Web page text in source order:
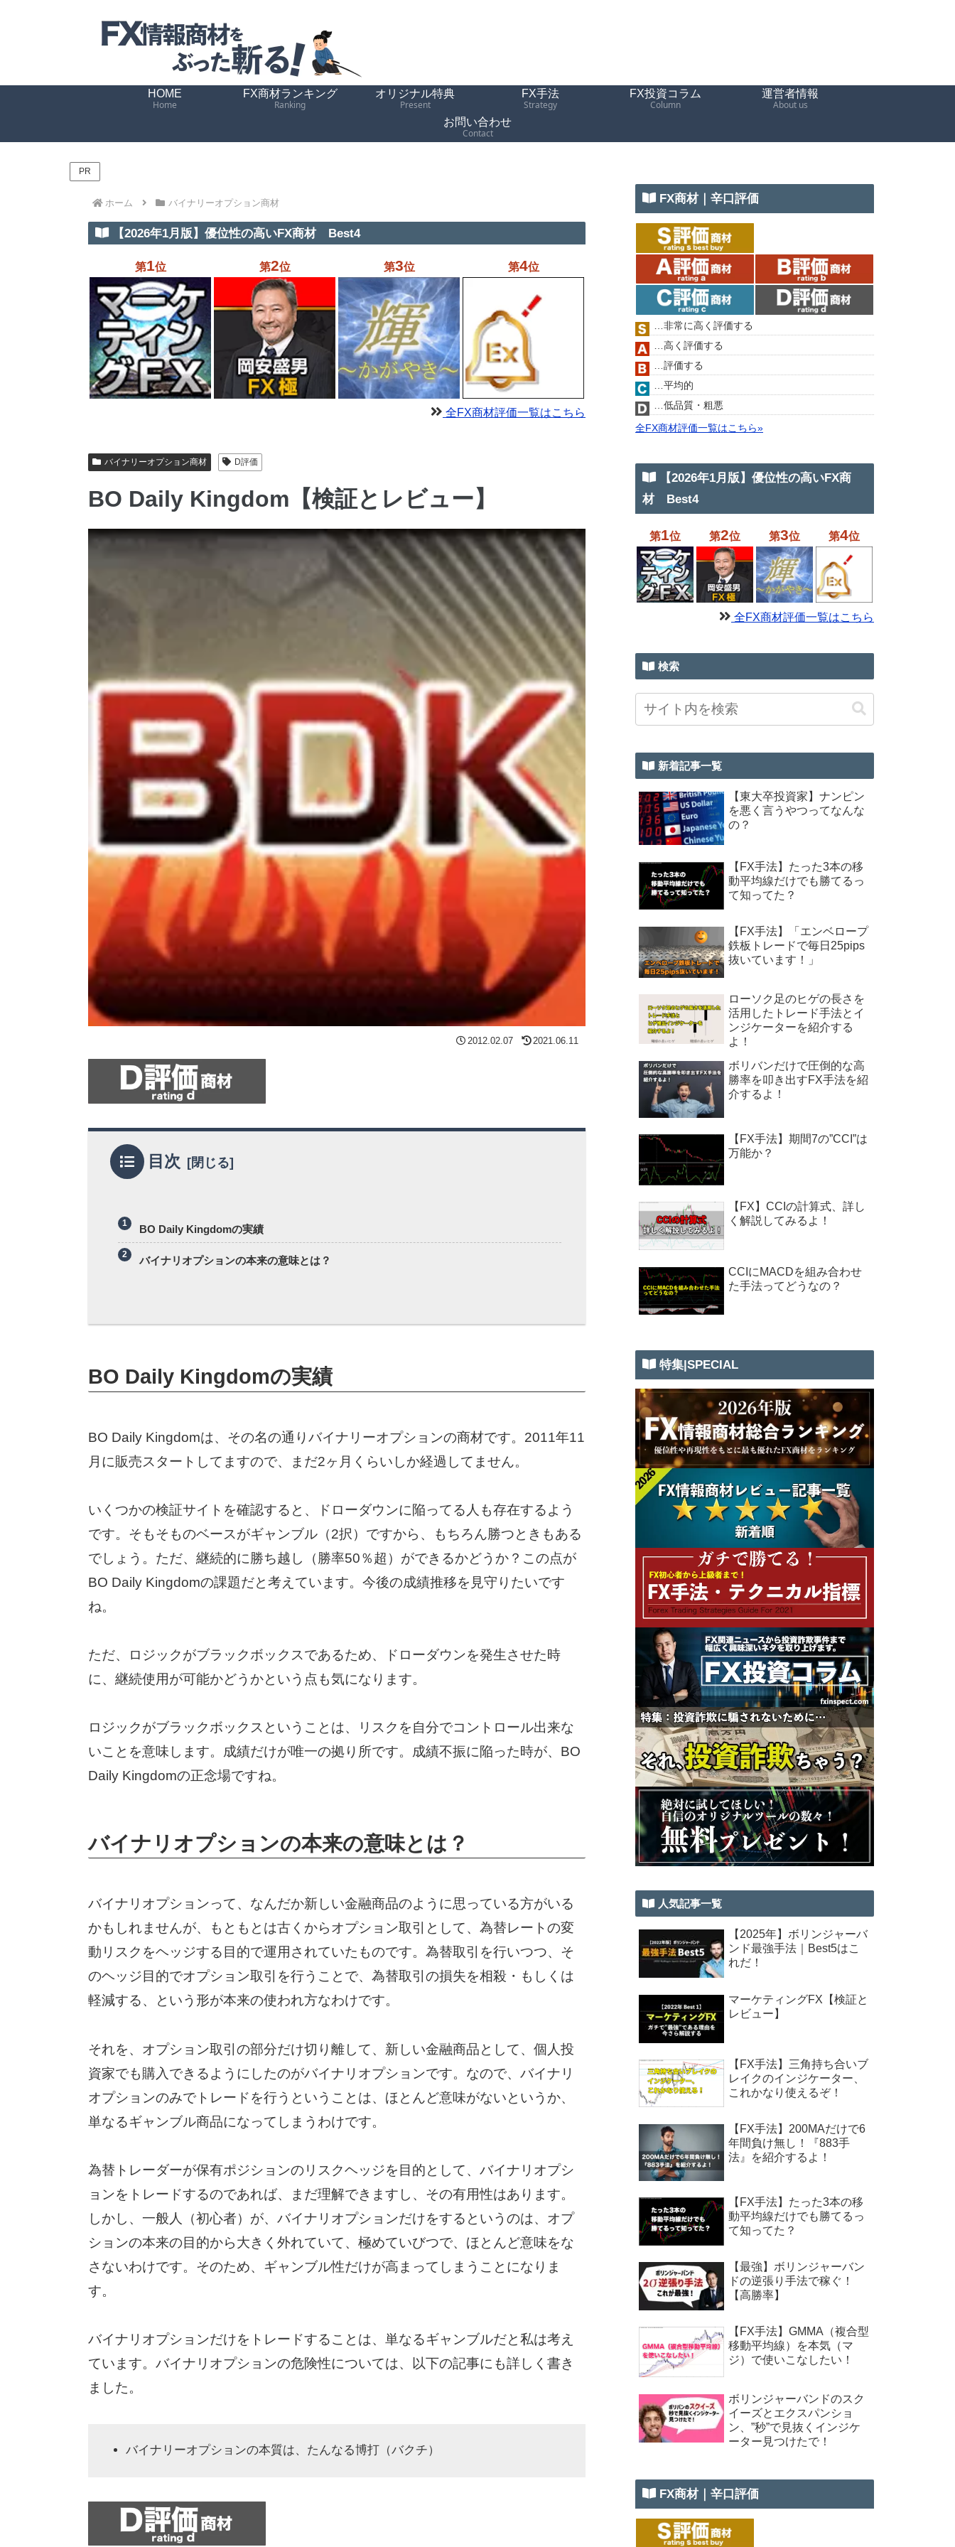
HOME
Home
FX商材ランキング
Ranking
オリジナル特典
Present
FX手法
Strategy
FX投資コラム
Column
運営者情報
About us
お問い合わせ
Contact
PR
ホーム バイナリーオプション商材
【2026年1月版】優位性の高いFX商材 Best4
第1位 第2位 第3位 第4位
全FX商材評価一覧はこちら
バイナリーオプション商材 D評価
BO Daily Kingdom【検証とレビュー】
2012.02.07 2021.06.11
目次
BO Daily Kingdomの実績
バイナリオプションの本来の意味とは？
BO Daily Kingdomの実績
BO Daily Kingdomは、その名の通りバイナリーオプションの商材です。2011年11
月に販売スタートしてますので、まだ2ヶ月くらいしか経過してません。
いくつかの検証サイトを確認すると、ドローダウンに陥ってる人も存在するよう
です。そもそものベースがギャンブル（2択）ですから、もちろん勝つときもある
でしょう。ただ、継続的に勝ち越し（勝率50％超）ができるかどうか？この点が
BO Daily Kingdomの課題だと考えています。今後の成績推移を見守りたいです
ね。
ただ、ロジックがブラックボックスであるため、ドローダウンを発生させた時
に、継続使用が可能かどうかという点も気になります。
ロジックがブラックボックスということは、リスクを自分でコントロール出来な
いことを意味します。成績だけが唯一の拠り所です。成績不振に陥った時が、BO
Daily Kingdomの正念場ですね。
バイナリオプションの本来の意味とは？
バイナリオプションって、なんだか新しい金融商品のように思っている方がいる
かもしれませんが、もともとは古くからオプション取引として、為替レートの変
動リスクをヘッジする目的で運用されていたものです。為替取引を行いつつ、そ
のヘッジ目的でオプション取引を行うことで、為替取引の損失を相殺・もしくは
軽減する、という形が本来の使われ方なわけです。
それを、オプション取引の部分だけ切り離して、新しい金融商品として、個人投
資家でも購入できるようにしたのがバイナリオプションです。なので、バイナリ
オプションのみでトレードを行うということは、ほとんど意味がないというか、
単なるギャンブル商品になってしまうわけです。
為替トレーダーが保有ポジションのリスクヘッジを目的として、バイナリオプシ
ョンをトレードするのであれば、まだ理解できますし、その有用性はあります。
しかし、一般人（初心者）が、バイナリオプションだけをするというのは、オプ
ションの本来の目的から大きく外れていて、極めていびつで、ほとんど意味をな
さないわけです。そのため、ギャンブル性だけが高まってしまうことになりま
す。
バイナリオプションだけをトレードすることは、単なるギャンブルだと私は考え
ています。バイナリオプションの危険性については、以下の記事にも詳しく書き
ました。
バイナリーオプションの本質は、たんなる博打（バクチ）
FX商材｜辛口評価
…非常に高く評価する
…高く評価する
…評価する
…平均的
…低品質・粗悪
全FX商材評価一覧はこちら»
【2026年1月版】優位性の高いFX商
材 Best4
第1位 第2位 第3位 第4位
全FX商材評価一覧はこちら
検索
新着記事一覧
【東大卒投資家】ナンピン
を悪く言うやつってなんな
の？
【FX手法】たった3本の移
動平均線だけでも勝てるっ
て知ってた？
【FX手法】「エンベロープ
鉄板トレードで毎日25pips
抜いています！」
ローソク足のヒゲの長さを
活用したトレード手法とイ
ンジケーターを紹介する
よ！
ボリバンだけで圧倒的な高
勝率を叩き出すFX手法を紹
介するよ！
【FX手法】期間7の”CCI”は
万能か？
【FX】CCIの計算式、詳し
く解説してみるよ！
CCIにMACDを組み合わせ
た手法ってどうなの？
特集|SPECIAL
人気記事一覧
【2025年】ボリンジャーバ
ンド最強手法｜Best5はこ
れだ！
マーケティングFX【検証と
レビュー】
【FX手法】三角持ち合いブ
レイクのインジケーター、
これかなり使えるぞ！
【FX手法】200MAだけで6
年間負け無し！『883手
法』を紹介するよ！
【FX手法】たった3本の移
動平均線だけでも勝てるっ
て知ってた？
【最強】ボリンジャーバン
ドの逆張り手法で稼ぐ！
【高勝率】
【FX手法】GMMA（複合型
移動平均線）を本気（マ
ジ）で使いこなしたい！
ボリンジャーバンドのスク
イーズとエクスパンショ
ン、”秒”で見抜くインジケ
ーター見つけたで！
FX商材｜辛口評価